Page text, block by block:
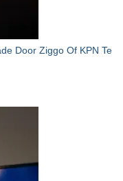
Door Ziggo Of KPN Te